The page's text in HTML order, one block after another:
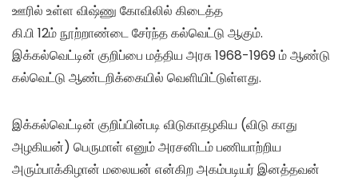
ஊரில் உள்ள விஷ்ணு கோவிலில் கிடைத்த
கி.பி 12ம் நூற்றாண்டை சேர்ந்த கல்வெட்டு ஆகும்.
இக்கல்வெட்டின் குறிப்பை மத்திய அரசு 1968-1969 ம் ஆண்டு
கல்வெட்டு ஆண்டறிக்கையில் வெளியிட்டுள்ளது.
இக்கல்வெட்டின் குறிப்பின்படி விடுகாதழகிய (விடு காது
அழகியன்) பெருமாள் எனும் அரசனிடம் பணியாற்றிய
அரும்பாக்கிழான் மலையன் என்கிற அகம்படியர் இனத்தவன்